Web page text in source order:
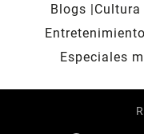
Blogs
Cultura
Entretenimiento
Especiales